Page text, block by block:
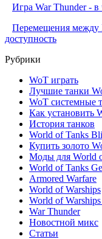
Игра War Thunder -
Перемещения между
доступность
Рубрики
WoT играть
Лучшие танки
WoT системные
Как установить
История танков
World of Tanks
Купить золото
Моды для World
World of Tanks
Armored Warfare
World of Warships
World of
War Thunder
Новостной микс
Статьи